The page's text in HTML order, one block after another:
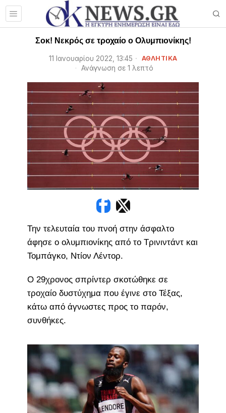
Σοκ! Νεκρός σε τροχαίο ο Ολυμπιονίκης!
11 Ιανουαρίου 2022, 13:45 ΑΘΛΗΤΙΚΑ
Ανάγνωση σε 1 λεπτό
Την τελευταία του πνοή στην άσφαλτο
άφησε ο ολυμπιονίκης από το Τρινιντάντ και
Τομπάγκο, Ντίον Λέντορ.
Ο 29χρονος σπρίντερ σκοτώθηκε σε
τροχαίο δυστύχημα που έγινε στο Τέξας,
κάτω από άγνωστες προς το παρόν,
συνθήκες.